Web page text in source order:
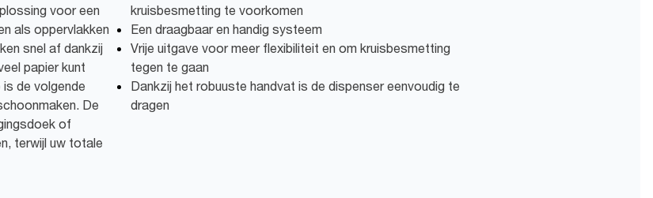
voor een
als oppervlakken
snel af dankzij
papier kunt
de volgende
De
of
terwijl uw totale
kruisbesmetting te voorkomen
Een draagbaar en handig systeem
Vrije uitgave voor meer flexibiliteit en om kruisbesmetting
tegen te gaan
Dankzij het robuuste handvat is de dispenser eenvoudig te
dragen